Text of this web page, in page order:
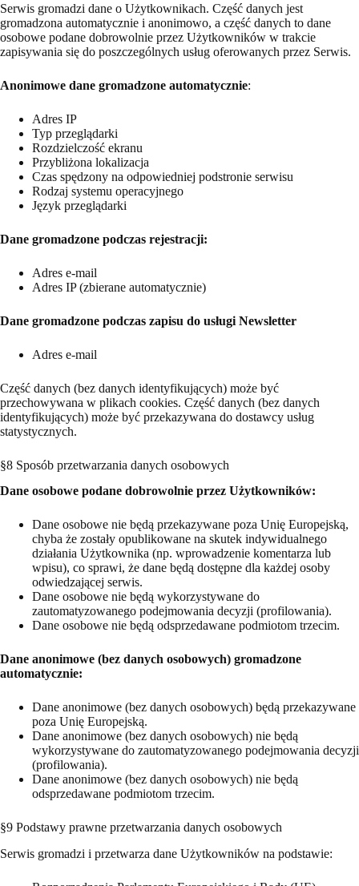
Serwis gromadzi dane o Użytkownikach. Część danych jest
gromadzona automatycznie i anonimowo, a część danych to dane
osobowe podane dobrowolnie przez Użytkowników w trakcie
zapisywania się do poszczególnych usług oferowanych przez Serwis.
Anonimowe dane gromadzone automatycznie:
Adres IP
Typ przeglądarki
Rozdzielczość ekranu
Przybliżona lokalizacja
Czas spędzony na odpowiedniej podstronie serwisu
Rodzaj systemu operacyjnego
Język przeglądarki
Dane gromadzone podczas rejestracji:
Adres e-mail
Adres IP (zbierane automatycznie)
Dane gromadzone podczas zapisu do usługi Newsletter
Adres e-mail
Część danych (bez danych identyfikujących) może być
przechowywana w plikach cookies. Część danych (bez danych
identyfikujących) może być przekazywana do dostawcy usług
statystycznych.
§8 Sposób przetwarzania danych osobowych
Dane osobowe podane dobrowolnie przez Użytkowników:
Dane osobowe nie będą przekazywane poza Unię Europejską,
chyba że zostały opublikowane na skutek indywidualnego
działania Użytkownika (np. wprowadzenie komentarza lub
wpisu), co sprawi, że dane będą dostępne dla każdej osoby
odwiedzającej serwis.
Dane osobowe nie będą wykorzystywane do
zautomatyzowanego podejmowania decyzji (profilowania).
Dane osobowe nie będą odsprzedawane podmiotom trzecim.
Dane anonimowe (bez danych osobowych) gromadzone
automatycznie:
Dane anonimowe (bez danych osobowych) będą przekazywane
poza Unię Europejską.
Dane anonimowe (bez danych osobowych) nie będą
wykorzystywane do zautomatyzowanego podejmowania decyzji
(profilowania).
Dane anonimowe (bez danych osobowych) nie będą
odsprzedawane podmiotom trzecim.
§9 Podstawy prawne przetwarzania danych osobowych
Serwis gromadzi i przetwarza dane Użytkowników na podstawie: